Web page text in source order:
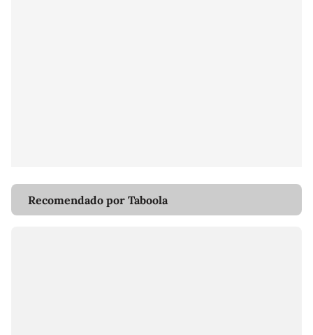
Recomendado por Taboola